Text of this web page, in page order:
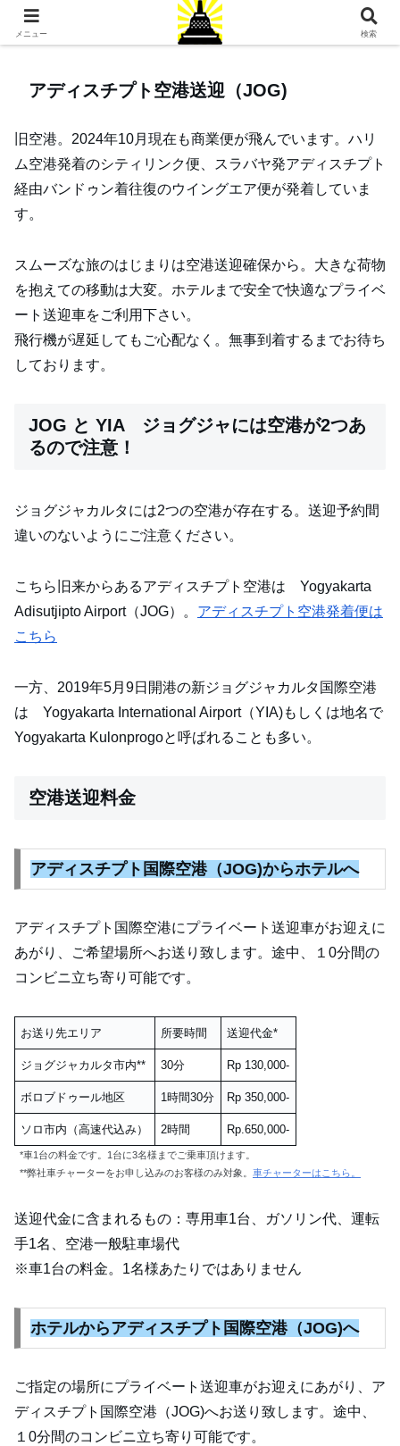
ジョグジャカルタ旅行専門店
アディスチプト空港送迎（JOG)
旧空港。2024年10月現在も商業便が飛んでいます。ハリ
ム空港発着のシティリンク便、スラバヤ発アディスチプト
経由バンドゥン着往復のウイングエア便が発着していま
す。
スムーズな旅のはじまりは空港送迎確保から。大きな荷物
を抱えての移動は大変。ホテルまで安全で快適なプライベ
ート送迎車をご利用下さい。
飛行機が遅延してもご心配なく。無事到着するまでお待ち
しております。
JOG と YIA ジョグジャには空港が2つあ
るので注意！
ジョグジャカルタには2つの空港が存在する。送迎予約間
違いのないようにご注意ください。
こちら旧来からあるアディスチプト空港は Yogyakarta
Adisutjipto Airport（JOG）。 アディスチプト空港発着便は
こちら
一方、2019年5月9日開港の新ジョグジャカルタ国際空港
は Yogyakarta International Airport（YIA)もしくは地名で
Yogyakarta Kulonprogoと呼ばれることも多い。
空港送迎料金
アディスチプト国際空港（JOG)からホテルへ
アディスチプト国際空港にプライベート送迎車がお迎えに
あがり、ご希望場所へお送り致します。途中、１0分間の
コンビニ立ち寄り可能です。
お送り先エリア 所要時間 送迎代金*
ジョグジャカルタ市内** 30分 Rp 130,000-
ボロブドゥール地区 1時間30分 Rp 350,000-
ソロ市内（高速代込み） 2時間 Rp.650,000-
*車1台の料金です。1台に3名様までご乗車頂けます。
**弊社車チャーターをお申し込みのお客様のみ対象。 車チャーターはこちら。
送迎代金に含まれるもの：専用車1台、ガソリン代、運転
手1名、空港一般駐車場代
※車1台の料金。1名様あたりではありません
ホテルからアディスチプト国際空港（JOG)へ
ご指定の場所にプライベート送迎車がお迎えにあがり、ア
ディスチプト国際空港（JOG)へお送り致します。途中、
１0分間のコンビニ立ち寄り可能です。
メニュー 検索